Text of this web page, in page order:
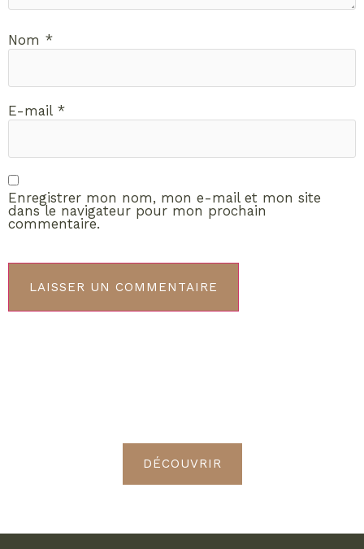
Nom *
E-mail *
Enregistrer mon nom, mon e-mail et mon site
dans le navigateur pour mon prochain
commentaire.
DÉCOUVRIR